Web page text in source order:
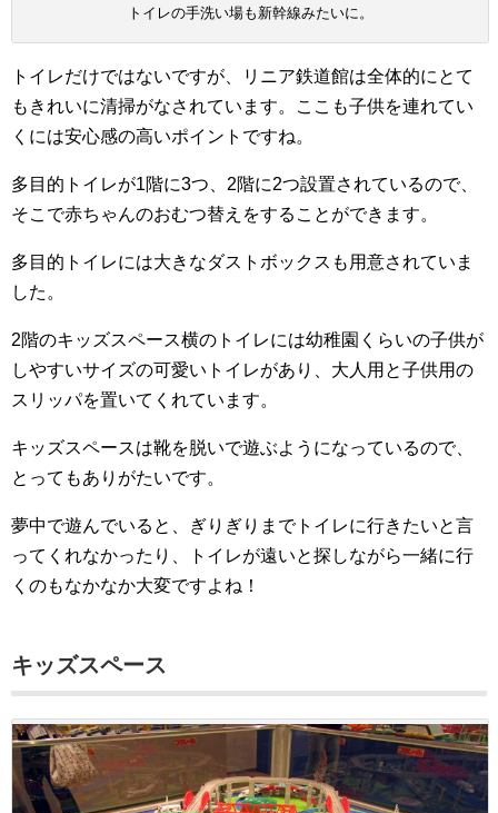
トイレの手洗い場も新幹線みたいに。
トイレだけではないですが、リニア鉄道館は全体的にとて
もきれいに清掃がなされています。ここも子供を連れてい
くには安心感の高いポイントですね。
多目的トイレが1階に3つ、2階に2つ設置されているので、
そこで赤ちゃんのおむつ替えをすることができます。
多目的トイレには大きなダストボックスも用意されていま
した。
2階のキッズスペース横のトイレには幼稚園くらいの子供が
しやすいサイズの可愛いトイレがあり、大人用と子供用の
スリッパを置いてくれています。
キッズスペースは靴を脱いで遊ぶようになっているので、
とってもありがたいです。
夢中で遊んでいると、ぎりぎりまでトイレに行きたいと言
ってくれなかったり、トイレが遠いと探しながら一緒に行
くのもなかなか大変ですよね！
キッズスペース